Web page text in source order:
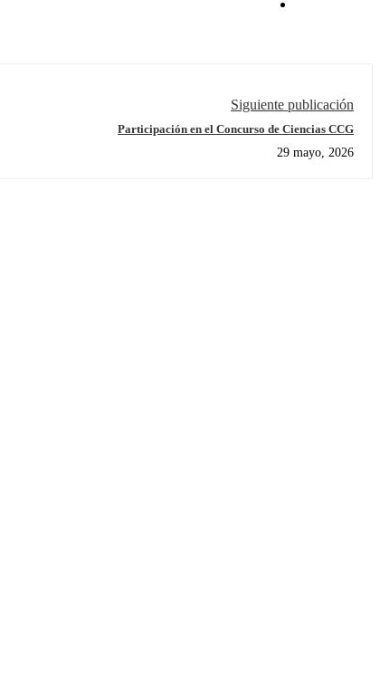
Siguiente publicación
Participación en el Concurso de Ciencias CCG
29 mayo, 2026